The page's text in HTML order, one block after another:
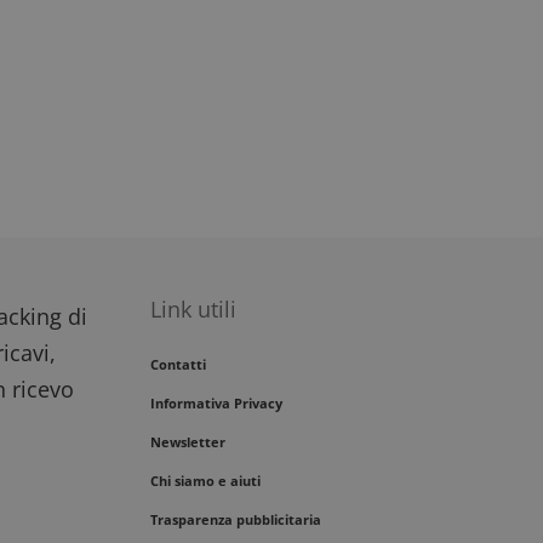
di
ricevo
Link utili
Contatti
Informativa Privacy
Newsletter
Chi siamo e aiuti
Trasparenza pubblicitaria